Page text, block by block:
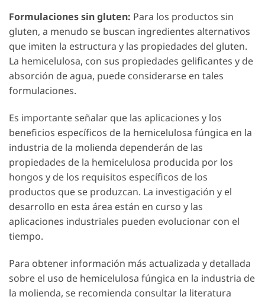
Formulaciones sin gluten: Para los productos sin
gluten, a menudo se buscan ingredientes alternativos
que imiten la estructura y las propiedades del gluten.
La hemicelulosa, con sus propiedades gelificantes y de
absorción de agua, puede considerarse en tales
formulaciones.
Es importante señalar que las aplicaciones y los
beneficios específicos de la hemicelulosa fúngica en la
industria de la molienda dependerán de las
propiedades de la hemicelulosa producida por los
hongos y de los requisitos específicos de los
productos que se produzcan. La investigación y el
desarrollo en esta área están en curso y las
aplicaciones industriales pueden evolucionar con el
tiempo.
Para obtener información más actualizada y detallada
sobre el uso de hemicelulosa fúngica en la industria de
la molienda, se recomienda consultar la literatura